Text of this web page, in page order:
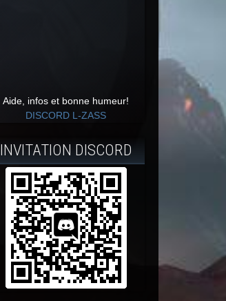
Aide, infos et bonne humeur!
DISCORD L-ZASS
INVITATION DISCORD